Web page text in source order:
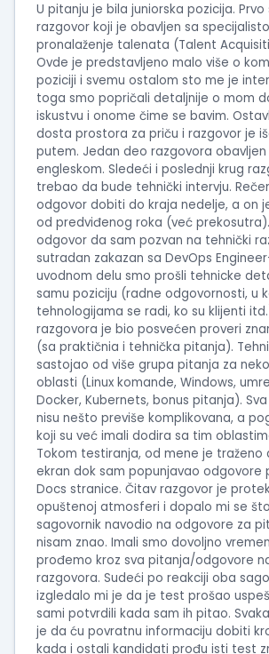
U pitanju je bila juniorska pozicija. Prvo
razgovor koji je obavljen sa
pronalaženje talenata (Talent
Ovde je predstavljeno malo više o
poziciji i svemu ostalom sto me je
toga smo popričali detaljnije o mom
iskustvu i onome čime se bavim.
dosta prostora za priču i razgovor je
putem. Jedan deo razgovora obavljen
engleskom. Sledeći i poslednji krug
trebao da bude tehnički intervju.
odgovor dobiti do kraja nedelje, a on
od predviđenog roka (već
odgovor da sam pozvan na tehnički
sutradan zakazan sa DevOps
uvodnom delu smo prošli tehnicke
samu poziciju (radne odgovornosti, u
tehnologijama se radi, ko su klijenti
razgovora je bio posvećen proveri
(sa praktičnia i tehnička pitanja).
sastojao od više grupa pitanja za
oblasti (Linux komande, Windows,
Docker, Kubernets, bonus pitanja).
nisu nešto previše komplikovana, a
koji su već imali dodira sa tim
Tokom testiranja, od mene je traženo
ekran dok sam popunjavao odgovore
Docs stranice. Čitav razgovor je
opuštenoj atmosferi i dopalo mi se
sagovornik navodio na odgovore za
nisam znao. Imali smo dovoljno
prođemo kroz sva pitanja/odgovore
razgovora. Sudeći po reakciji oba
izgledalo mi je da je test prošao
sami potvrdili kada sam ih pitao.
je da ću povratnu informaciju dobiti
kada i ostali kandidati prođu isti test